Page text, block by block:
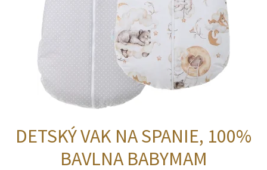
DETSKÝ VAK NA SPANIE, 100%
BAVLNA BABYMAM